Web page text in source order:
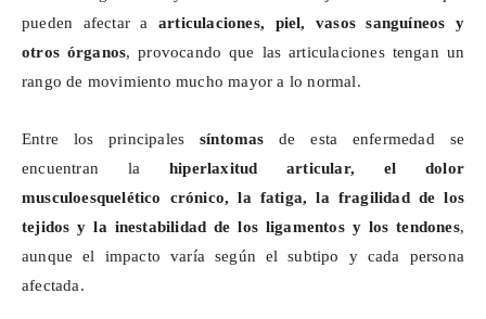
pueden afectar aarticulaciones, piel, vasos sanguíneos y
otros órganos, provocando que las articulaciones tengan un
rango de movimiento mucho mayor a lo normal.
Entre los principales síntomas de esta enfermedad se
encuentran la hiperlaxitud articular, el dolor
musculoesquelético crónico, la fatiga, la fragilidad de los
tejidos y la inestabilidad de los ligamentos y los tendones,
aunque el impacto varía según el subtipo y cada persona
afectada.